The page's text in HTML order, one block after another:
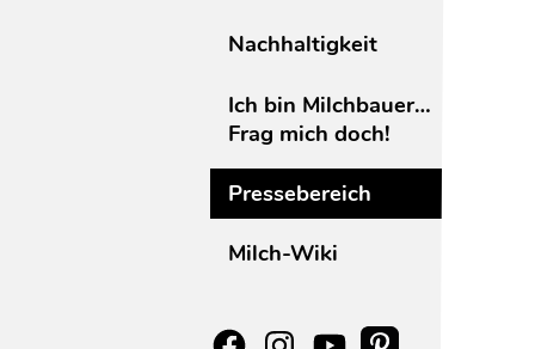
Nachhaltigkeit
Ich bin Milchbauer…
Frag mich doch!
Pressebereich
Milch-Wiki